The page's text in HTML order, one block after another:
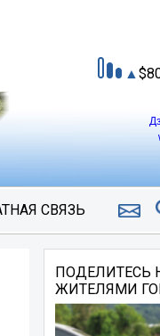
СВЯЗЬ
ПОДЕЛИТЕСЬ
ЖИТЕЛЯМИ